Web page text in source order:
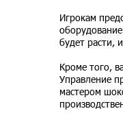
Игрокам
будет расти,
Кроме того,
Управление
мастером